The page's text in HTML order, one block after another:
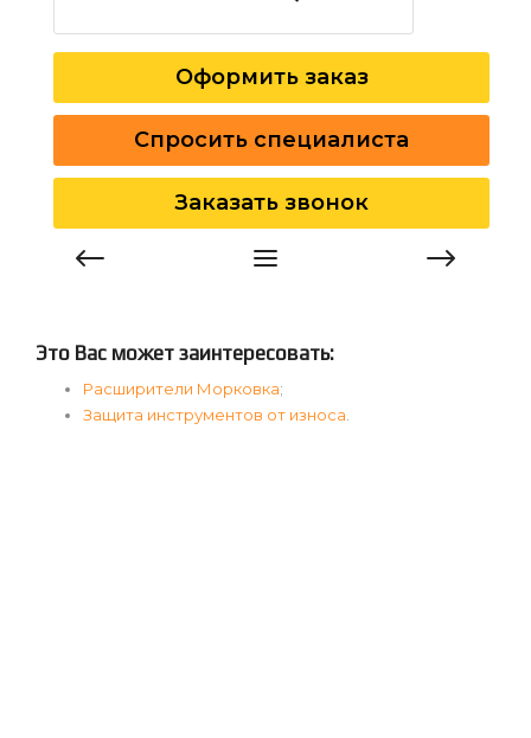
Оформить заказ
Спросить специалиста
Заказать звонок
Это Вас может заинтересовать:
Расширители Морковка;
Защита инструментов от износа